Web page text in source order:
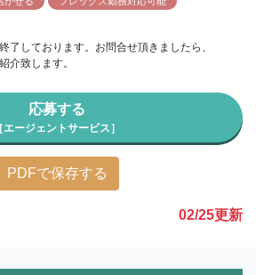
了しております。お問合せ頂きましたら、
介致します。
応募する
［エージェントサービス］
PDFで保存する
02/25更新